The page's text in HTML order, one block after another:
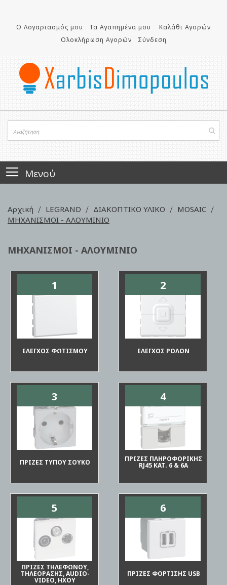
περιεχόμενο
Ο Λογαριασμός μου Τα Αγαπημένα μου
Καλάθι Αγορών
Ολοκλήρωση Αγορών
Σύνδεση
Μενού
Αρχική LEGRAND ΔΙΑΚΟΠΤΙΚΟ ΥΛΙΚΟ
MOSAIC
ΜΗΧΑΝΙΣΜΟΙ - ΑΛΟΥΜΙΝΙΟ
ΜΗΧΑΝΙΣΜΟΙ - ΑΛΟΥΜΙΝΙΟ
1
ΕΛΕΓΧΟΣ ΦΩΤΙΣΜΟΥ
2
ΕΛΕΓΧΟΣ ΡΟΛΩΝ
3
ΠΡΙΖΕΣ ΤΥΠΟΥ ΣΟΥΚΟ
4
ΠΡΙΖΕΣ ΠΛΗΡΟΦΟΡΙΚΗΣ
RJ45 ΚΑΤ. 6 & 6Α
5
ΠΡΙΖΕΣ ΤΗΛΕΦΩΝΟΥ,
ΤΗΛΕΟΡΑΣΗΣ, AUDIO-
VIDEO, ΗΧΟΥ
6
ΠΡΙΖΕΣ ΦΟΡΤΙΣΗΣ USB